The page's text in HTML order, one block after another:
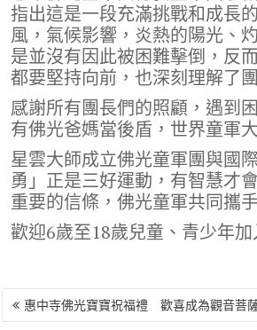
指出這是一段充滿挑戰和成長
風，氣候影響，炎熱的陽光、
是並沒有因此被困難擊倒，反
都要堅持向前，也深刻理解了
感謝所有團長們的照顧，遇到
有佛光爸媽當後盾，世界童軍
星雲大師成立佛光童軍團與國
勇」正是三好運動，有智慧才
重要的信條，佛光童軍共同攜
歡迎6歲至18歲兒童、青少年
文
章
惠中寺佛光寶寶祝福禮 歡喜成為觀音菩